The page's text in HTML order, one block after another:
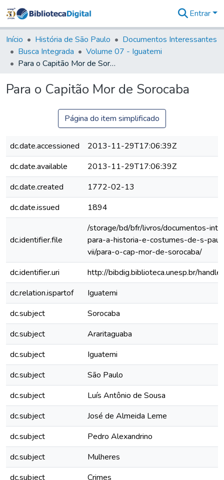
&
Coleções
Tudo na
Biblioteca
Estatísticas
Entrar
Início História de São Paulo
Documentos Interessantes
Busca Integrada
Volume 07 - Iguatemi
Para o Capitão Mor de Sorocaba
Para o Capitão Mor de Sorocaba
Página do item simplificado
dc.date.accessioned
2013-11-29T17:06:39Z
dc.date.available
2013-11-29T17:06:39Z
dc.date.created
1772-02-13
dc.date.issued
1894
dc.identifier.file
/storage/bd/bfr/livros/documentos-
para-a-historia-e-costumes-de-s-
vii/para-o-cap-mor-de-sorocaba/
dc.identifier.uri
http://bibdig.biblioteca.unesp.br/
dc.relation.ispartof
Iguatemi
dc.subject
Sorocaba
dc.subject
Araritaguaba
dc.subject
Iguatemi
dc.subject
São Paulo
dc.subject
Luís Antônio de Sousa
dc.subject
José de Almeida Leme
dc.subject
Pedro Alexandrino
dc.subject
Mulheres
dc.subject
Crimes